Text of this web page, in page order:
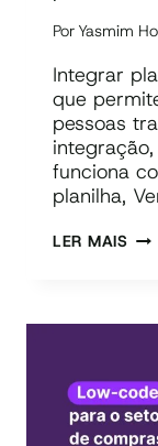
Por Yasmim
Integrar
que
pessoas
funciona
planilha,
LER MAIS
E